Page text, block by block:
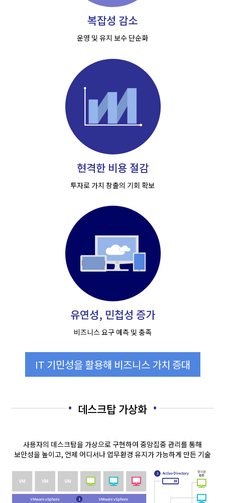
복잡성 감소
운영 및 유지 보수 단순화
현격한 비용 절감
투자로 가치 창출의 기회 확보
유연성, 민첩성 증가
비즈니스 요구 예측 및 충족
IT 기민성을 활용해 비즈니스 가치 증대
데스크탑 가상화
사용자의 데스크탑을 가상으로 구현하여 중앙집중 관리를 통해
보안성을 높이고, 언제 어디서나 업무환경 유지가 가능하게 만든 기술